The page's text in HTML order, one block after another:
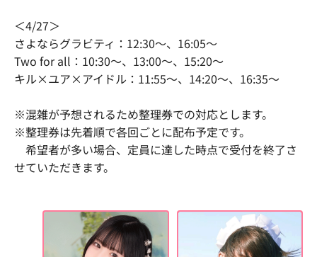
＜4/27＞
さよならグラビティ：12:30～、16:05～
Two for all：10:30～、13:00～、15:20～
キル×ユア×アイドル：11:55～、14:20～、16:35～
※混雑が予想されるため整理券での対応とします。
※整理券は先着順で各回ごとに配布予定です。
希望者が多い場合、定員に達した時点で受付を終了さ
せていただきます。